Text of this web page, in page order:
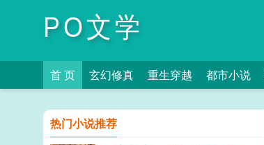
PO文学
首 页 玄幻修真 重生穿越 都市小说
热门小说推荐